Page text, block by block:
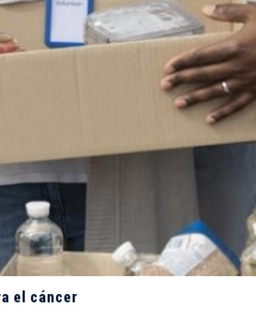
el cáncer